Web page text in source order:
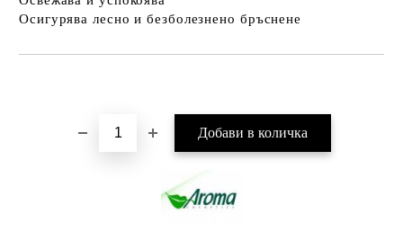
Осигурява лесно и безболезнено бръснене